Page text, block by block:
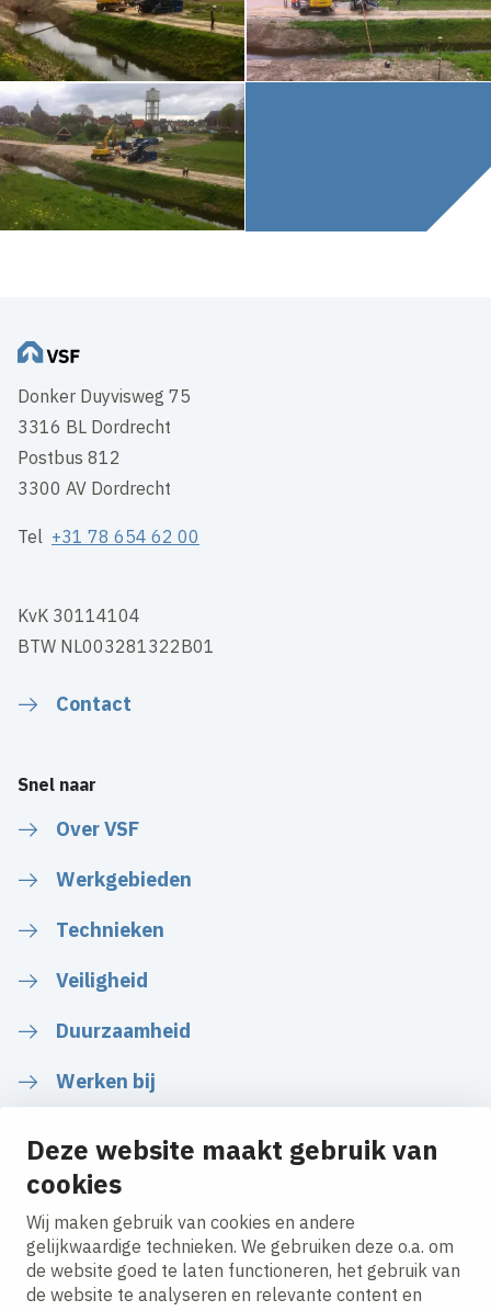
Deze website maakt gebruik van
cookies
Wij maken gebruik van cookies en andere
gelijkwaardige technieken. We gebruiken deze o.a. om
de website goed te laten functioneren, het gebruik van
de website te analyseren en relevante content en
Donker Duyvisweg 75
3316 BL Dordrecht
Postbus 812
3300 AV Dordrecht
Tel +31 78 654 62 00
KvK 30114104
BTW NL003281322B01
Contact
Snel naar
Over VSF
Werkgebieden
Technieken
Veiligheid
Duurzaamheid
Werken bij
LinkedInInstagramFacebookTwitterYouTube